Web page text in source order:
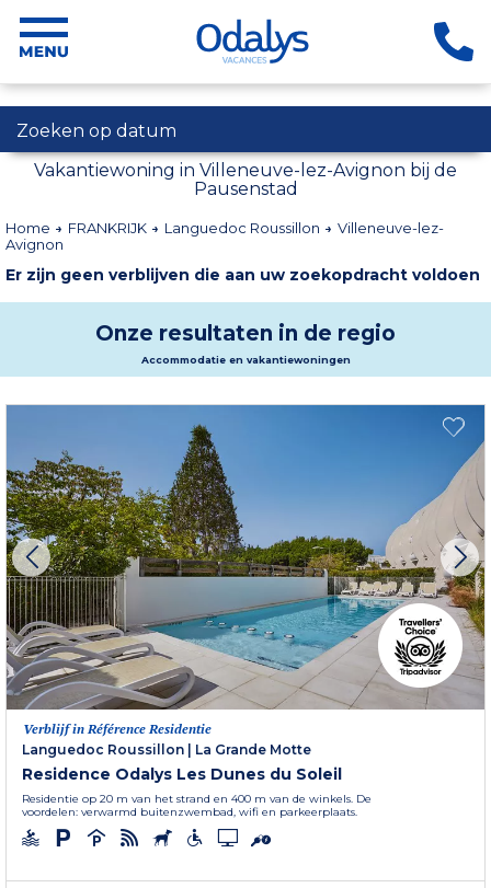
Zoeken op datum
Vakantiewoning in Villeneuve-lez-Avignon bij de
Pausenstad
Home FRANKRIJK Languedoc Roussillon
Villeneuve-lez-
Avignon
Er zijn geen verblijven die aan uw zoekopdracht voldoen
Onze resultaten in de regio
Accommodatie en vakantiewoningen
Verblijf in Référence Residentie
Languedoc Roussillon
La Grande Motte
Residence Odalys Les Dunes du Soleil
Residentie op 20 m van het strand en 400 m van de winkels. De
voordelen: verwarmd buitenzwembad, wifi en parkeerplaats.